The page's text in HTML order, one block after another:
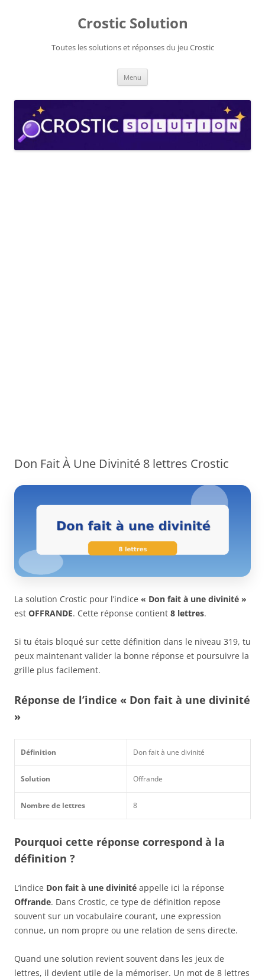
Crostic Solution
Toutes les solutions et réponses du jeu Crostic
Menu
Don Fait À Une Divinité 8 lettres Crostic
La solution Crostic pour l’indice « Don fait à une divinité »
est OFFRANDE. Cette réponse contient 8 lettres.
Si tu étais bloqué sur cette définition dans le niveau 319, tu
peux maintenant valider la bonne réponse et poursuivre la
grille plus facilement.
Réponse de l’indice « Don fait à une divinité
»
Définition Don fait à une divinité
Solution Offrande
Nombre de lettres 8
Pourquoi cette réponse correspond à la
définition ?
L’indice Don fait à une divinité appelle ici la réponse
Offrande. Dans Crostic, ce type de définition repose
souvent sur un vocabulaire courant, une expression
connue, un nom propre ou une relation de sens directe.
Quand une solution revient souvent dans les jeux de
lettres, il devient utile de la mémoriser. Un mot de 8 lettres